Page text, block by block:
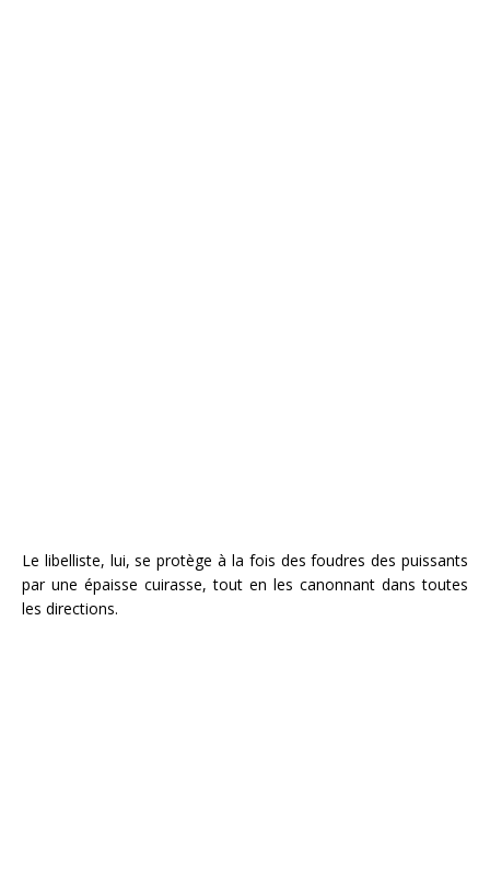
Le libelliste, lui, se protège à la fois des foudres des puissants
par une épaisse cuirasse, tout en les canonnant dans toutes
les directions.